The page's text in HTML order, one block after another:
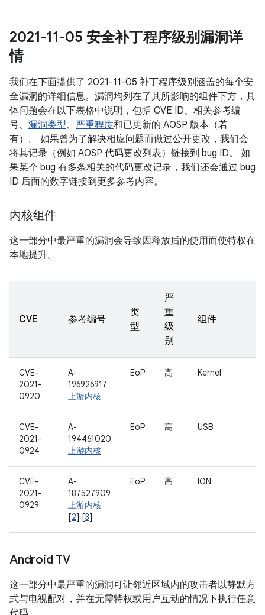
2021-11-05 安全补丁程序级别漏洞详
情
我们在下面提供了 2021-11-05 补丁程序级别涵盖的每个安
全漏洞的详细信息。漏洞均列在了其所影响的组件下方，具
体问题会在以下表格中说明，包括 CVE ID、相关参考编
号、 漏洞类型、 严重程度和已更新的 AOSP 版本（若
有）。 如果曾为了解决相应问题而做过公开更改，我们会
将其记录（例如 AOSP 代码更改列表）链接到 bug ID。 如
果某个 bug 有多条相关的代码更改记录，我们还会通过 bug
ID 后面的数字链接到更多参考内容。
内核组件
这一部分中最严重的漏洞会导致因释放后的使用而使特权在
本地提升。
CVE 参考编号
类
型
严
重
级
别
组件
CVE-
2021-
0920
A-
196926917
上游内核
EoP 高 Kernel
CVE-
2021-
0924
A-
194461020
上游内核
EoP 高 USB
CVE-
2021-
0929
A-
187527909
上游内核
[2] [3]
EoP 高 ION
Android TV
这一部分中最严重的漏洞可让邻近区域内的攻击者以静默方
式与电视配对，并在无需特权或用户互动的情况下执行任意